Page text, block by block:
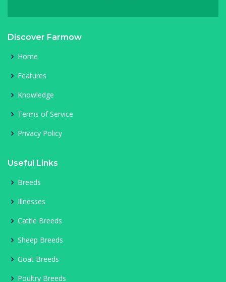
Discover Farmow
Home
Features
Knowledge
Terms of Service
Privacy Policy
Useful Links
Breeds
Illnesses
Cattle Breeds
Sheep Breeds
Goat Breeds
Poultry Breeds